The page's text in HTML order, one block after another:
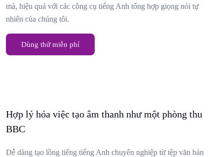
mà, hiệu quả với các công cụ tiếng Anh tổng hợp giọng nói tự
nhiên của chúng tôi.
Dùng thử miễn phí
Hợp lý hóa việc tạo âm thanh như một phòng thu
BBC
Dễ dàng tạo lồng tiếng tiếng Anh chuyên nghiệp từ tệp văn bản